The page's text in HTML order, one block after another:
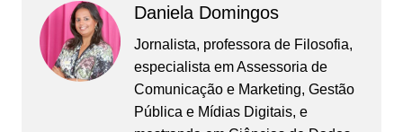
Daniela Domingos
Jornalista, professora de Filosofia,
especialista em Assessoria de
Comunicação e Marketing, Gestão
Pública e Mídias Digitais, e